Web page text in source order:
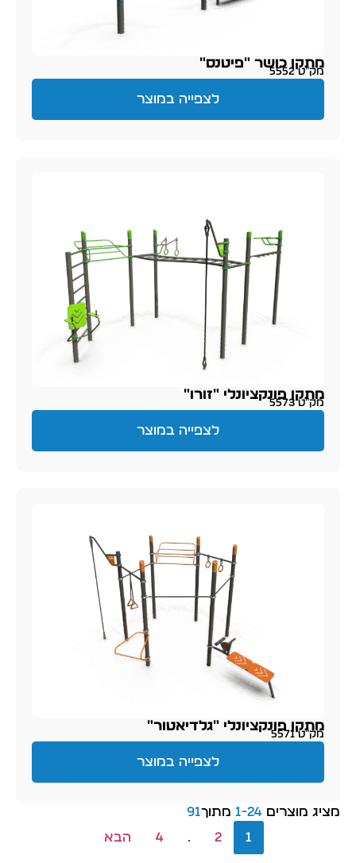
מתקן כושר "פיטנס"
מק״ט 5552
לצפייה במוצר
מתקן פונקציונלי "זורו"
מק״ט 5573
לצפייה במוצר
מתקן פונקציונלי "גלדיאטור"
מק״ט 5571
לצפייה במוצר
1
2
…
4 הבא
מציג מוצרים 1-24 מתוך91